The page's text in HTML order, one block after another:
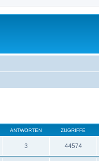
ANTWORTEN ZUGRIFFE
3 44574